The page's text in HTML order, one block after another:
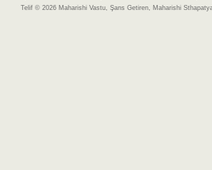
Telif © 2026 Maharishi Vastu, Şans Getiren, Maharishi